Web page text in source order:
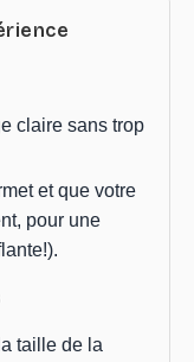
claire sans trop
et que votre
pour une
taille de la